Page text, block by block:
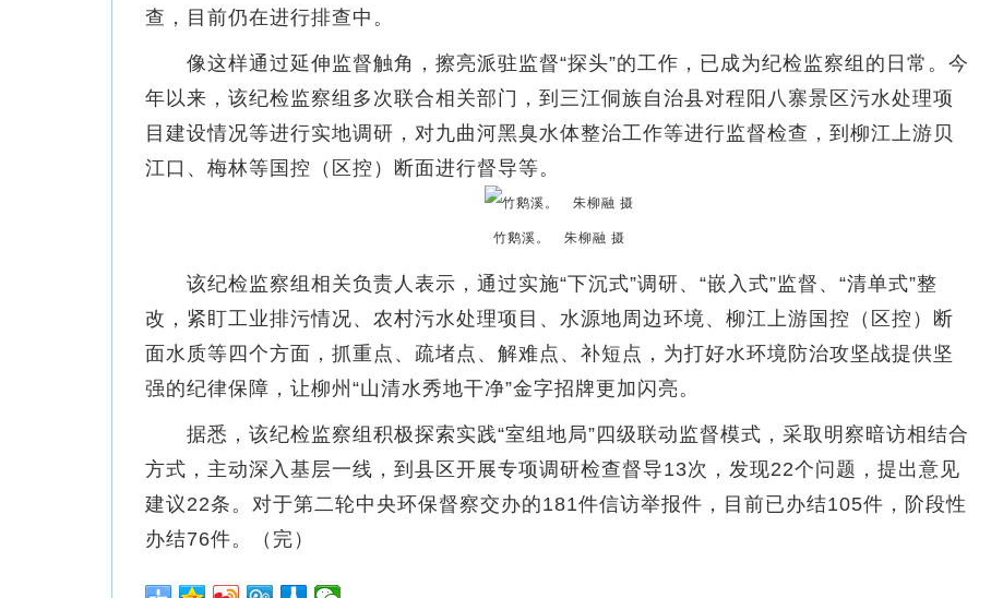
查，目前仍在进行排查中。
像这样通过延伸监督触角，擦亮派驻监督“探头”的工作，已成为纪检监察组的日常。今
年以来，该纪检监察组多次联合相关部门，到三江侗族自治县对程阳八寨景区污水处理项
目建设情况等进行实地调研，对九曲河黑臭水体整治工作等进行监督检查，到柳江上游贝
江口、梅林等国控（区控）断面进行督导等。
竹鹅溪。 朱柳融 摄
该纪检监察组相关负责人表示，通过实施“下沉式”调研、“嵌入式”监督、“清单式”整
改，紧盯工业排污情况、农村污水处理项目、水源地周边环境、柳江上游国控（区控）断
面水质等四个方面，抓重点、疏堵点、解难点、补短点，为打好水环境防治攻坚战提供坚
强的纪律保障，让柳州“山清水秀地干净”金字招牌更加闪亮。
据悉，该纪检监察组积极探索实践“室组地局”四级联动监督模式，采取明察暗访相结合
方式，主动深入基层一线，到县区开展专项调研检查督导13次，发现22个问题，提出意见
建议22条。对于第二轮中央环保督察交办的181件信访举报件，目前已办结105件，阶段性
办结76件。（完）